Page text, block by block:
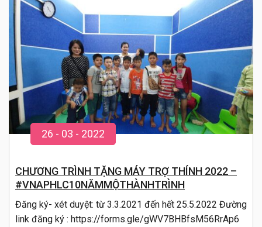
26 - 03 - 2022
CHƯƠNG TRÌNH TẶNG MÁY TRỢ THÍNH 2022 –
#VNAPHLC10NĂMMỘTHÀNHTRÌNH
Đăng ký- xét duyệt: từ 3.3.2021 đến hết 25.5.2022 Đường
link đăng ký : https://forms.gle/gWV7BHBfsM56RrAp6